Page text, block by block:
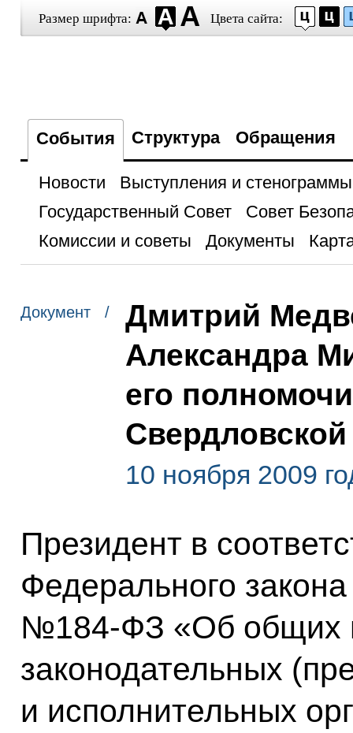
Размер шрифта: Цвета сайта:
События Структура Обращения
Новости
Выступления и стенограммы
Государственный Совет
Совет
Комиссии и советы
Документы
Документ /
Дмитрий
Александра
его
10 ноября 2009
Президент в
Федерального
№184-ФЗ «Об общих
законодательных
и исполнительных